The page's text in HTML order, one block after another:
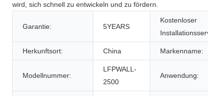
wird, sich schnell zu entwickeln und zu fördern.
Garantie: 5YEARS
Kostenloser
Herkunftsort: China Markenname:
Modellnummer:
LFPWALL-
2500
Anwendung: